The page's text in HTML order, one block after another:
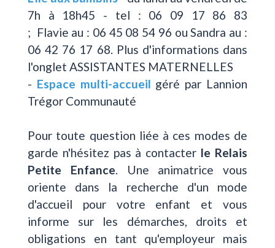
7h à 18h45 - tel : 06 09 17 86 83
; Flavie au : 06 45 08 54 96 ou Sandra au :
06 42 76 17 68. Plus d'informations dans
l'onglet ASSISTANTES MATERNELLES
- Espace multi-accueil géré par Lannion
Trégor Communauté
Pour toute question liée à ces modes de
garde n'hésitez pas à contacter le Relais
Petite Enfance. Une animatrice vous
oriente dans la recherche d'un mode
d'accueil pour votre enfant et vous
informe sur les démarches, droits et
obligations en tant qu'employeur mais